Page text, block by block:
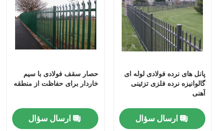
پانل های نرده فولادی لوله ای
گالوانیزه نرده فلزی تزئینی
آهنی
ارسال سؤال
حصار سقف فولادی با سیم
خاردار برای حفاظت از منطقه
ارسال سؤال